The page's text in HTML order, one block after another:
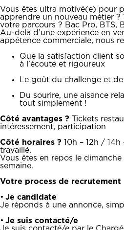
Vous êtes ultra motivé(e) pour
apprendre un nouveau métier ?
votre parcours ? Bac Pro, BTS,
Au-delà d’une expérience en
appétence commerciale, nous
Que la satisfaction client
à l’écoute et rigoureux
Le goût du challenge et
Du sourire, une aisance
tout simplement !
Côté avantages ? Tickets
intéressement, participation
Côté horaires ? 10h – 12h / 14h
travaillé.
Vous êtes en repos le
semaine.
Votre process de recrutement
• Je candidate
Je réponds à une annonce,
• Je suis contacté/e